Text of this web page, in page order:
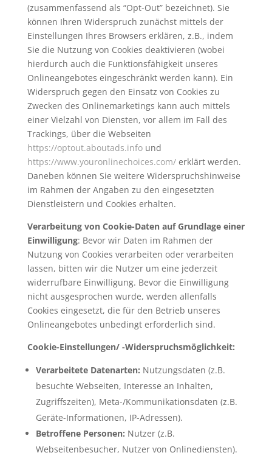
(zusammenfassend als “Opt-Out” bezeichnet). Sie
können Ihren Widerspruch zunächst mittels der
Einstellungen Ihres Browsers erklären, z.B., indem
Sie die Nutzung von Cookies deaktivieren (wobei
hierdurch auch die Funktionsfähigkeit unseres
Onlineangebotes eingeschränkt werden kann). Ein
Widerspruch gegen den Einsatz von Cookies zu
Zwecken des Onlinemarketings kann auch mittels
einer Vielzahl von Diensten, vor allem im Fall des
Trackings, über die Webseiten
https://optout.aboutads.infound
https://www.youronlinechoices.com/erklärt werden.
Daneben können Sie weitere Widerspruchshinweise
im Rahmen der Angaben zu den eingesetzten
Dienstleistern und Cookies erhalten.
Verarbeitung von Cookie-Daten auf Grundlage einer
Einwilligung: Bevor wir Daten im Rahmen der
Nutzung von Cookies verarbeiten oder verarbeiten
lassen, bitten wir die Nutzer um eine jederzeit
widerrufbare Einwilligung. Bevor die Einwilligung
nicht ausgesprochen wurde, werden allenfalls
Cookies eingesetzt, die für den Betrieb unseres
Onlineangebotes unbedingt erforderlich sind.
Cookie-Einstellungen/ -Widerspruchsmöglichkeit:
Verarbeitete Datenarten: Nutzungsdaten (z.B.
besuchte Webseiten, Interesse an Inhalten,
Zugriffszeiten), Meta-/Kommunikationsdaten (z.B.
Geräte-Informationen, IP-Adressen).
Betroffene Personen: Nutzer (z.B.
Webseitenbesucher, Nutzer von Onlinediensten).